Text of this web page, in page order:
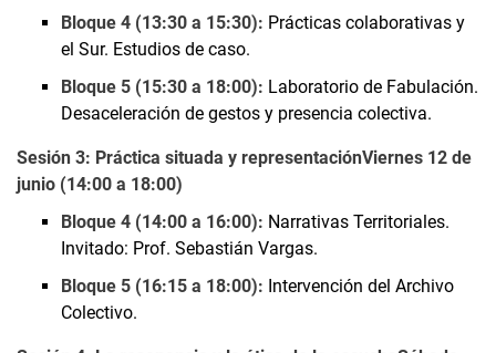
Bloque 4 (13:30 a 15:30): Prácticas colaborativas y
el Sur. Estudios de caso.
Bloque 5 (15:30 a 18:00): Laboratorio de Fabulación.
Desaceleración de gestos y presencia colectiva.
Sesión 3: Práctica situada y representaciónViernes 12 de
junio (14:00 a 18:00)
Bloque 4 (14:00 a 16:00): Narrativas Territoriales.
Invitado: Prof. Sebastián Vargas.
Bloque 5 (16:15 a 18:00): Intervención del Archivo
Colectivo.